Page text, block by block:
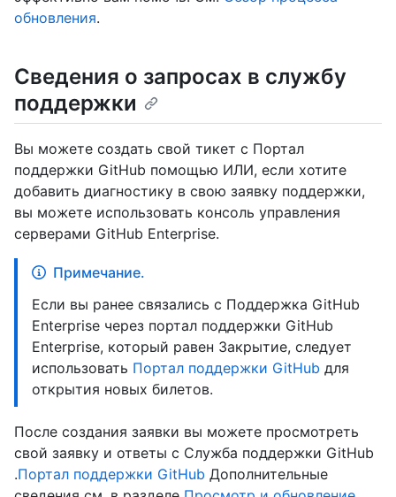
обновления.
Сведения о запросах в службу
поддержки
Вы можете создать свой тикет с Портал
поддержки GitHub помощью ИЛИ, если хотите
добавить диагностику в свою заявку поддержки,
вы можете использовать консоль управления
серверами GitHub Enterprise.
Примечание.
Если вы ранее связались с Поддержка GitHub
Enterprise через портал поддержки GitHub
Enterprise, который равен Закрытие, следует
использовать Портал поддержки GitHub для
открытия новых билетов.
После создания заявки вы можете просмотреть
свой заявку и ответы с Служба поддержки GitHub
.Портал поддержки GitHub Дополнительные